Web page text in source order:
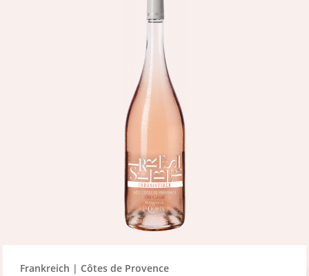
Frankreich | Côtes de Provence